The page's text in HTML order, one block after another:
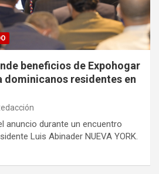
beneficios de Expohogar
dominicanos residentes en
anuncio durante un encuentro
Luis Abinader NUEVA YORK.